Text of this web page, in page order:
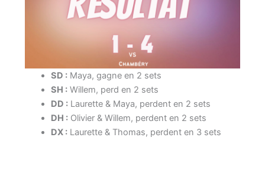
SD :Maya, gagne en 2 sets
SH :Willem, perd en 2 sets
DD :Laurette & Maya, perdent en 2 sets
DH :Olivier & Willem, perdent en 2 sets
DX :Laurette & Thomas, perdent en 3 sets